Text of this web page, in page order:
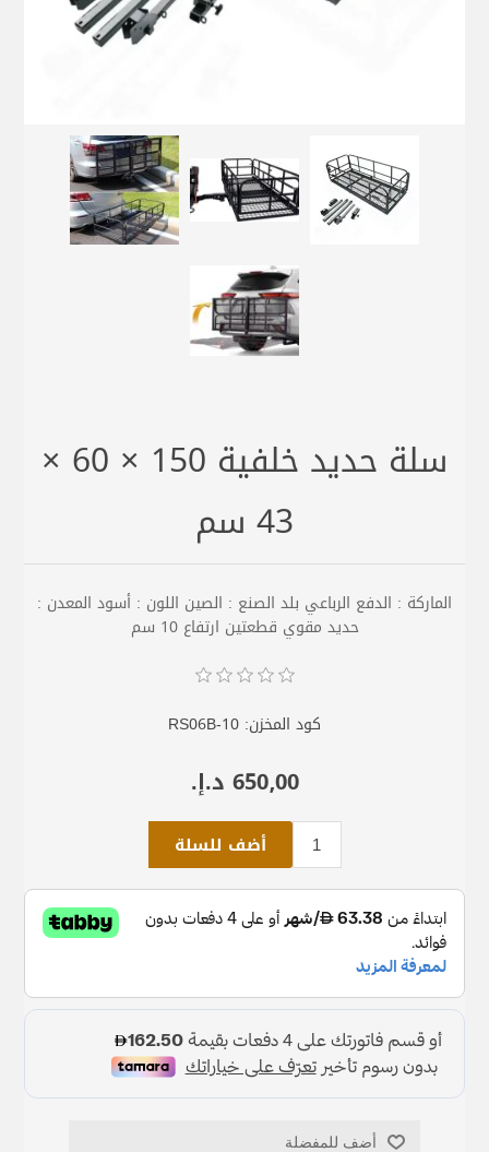
سلة حديد خلفية 150 × 60 ×
43 سم
الماركة : الدفع الرباعي بلد الصنع : الصين اللون : أسود المعدن :
حديد مقوي قطعتين ارتفاع 10 سم
كود المخزن: RS06B-10
650٫00 د.إ.‏
أضف للسلة
أضف للمفضلة